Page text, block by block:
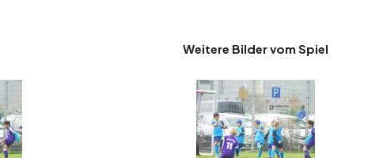
Weitere Bilder vom Spiel